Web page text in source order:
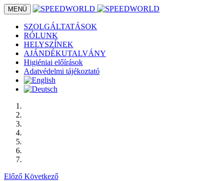
MENÜ
SZOLGÁLTATÁSOK
RÓLUNK
HELYSZÍNEK
AJÁNDÉKUTALVÁNY
Higiéniai előírások
Adatvédelmi tájékoztató
Előző Következő